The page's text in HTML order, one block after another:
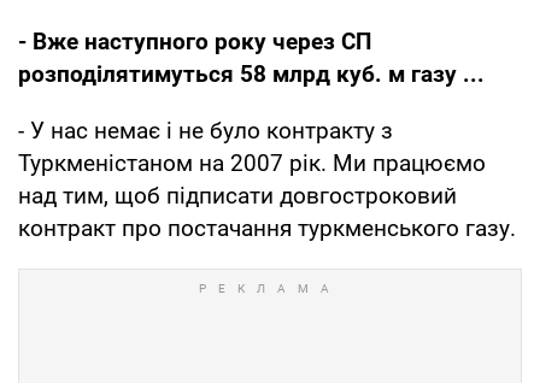
- Вже наступного року через СП
розподілятимуться 58 млрд куб. м газу ...
- У нас немає і не було контракту з
Туркменістаном на 2007 рік. Ми працюємо
над тим, щоб підписати довгостроковий
контракт про постачання туркменського газу.